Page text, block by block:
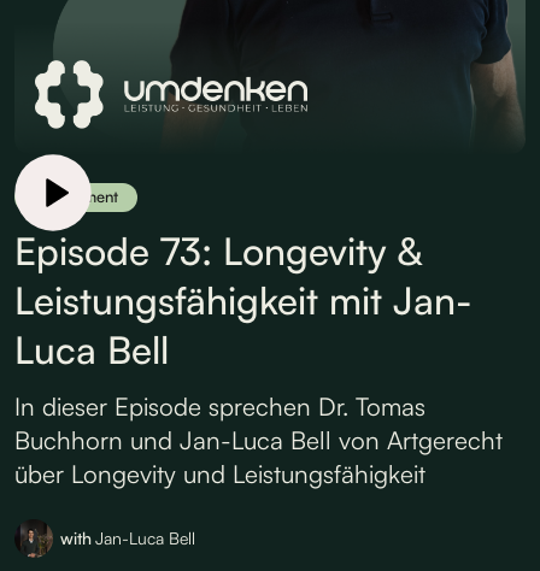
Supplement
Episode 73: Longevity &
Leistungsfähigkeit mit Jan-
Luca Bell
In dieser Episode sprechen Dr. Tomas
Buchhorn und Jan-Luca Bell von Artgerecht
über Longevity und Leistungsfähigkeit
withJan-Luca Bell